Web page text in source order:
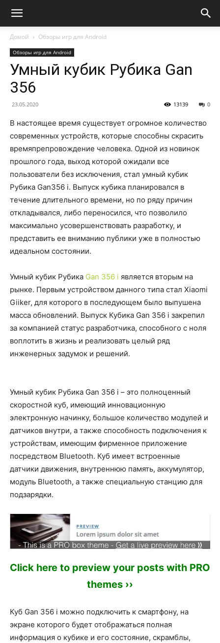
Домой Обзоры игр для Android
Обзоры игр для Android
Умный кубик Рубика Gan
356
23.05.2020 0
13139
В настоящее время существует огромное количество
современных устройств, которые способны скрасить
времяпрепровождение человека. Одной из новинок
прошлого года, выход которой ожидали все
пользователи без исключения, стал умный кубик
Рубика Gan356 i. Выпуск кубика планировался в
течение длительного времени, но по ряду причин
откладывался, либо переносился, что позволило
максимально усовершенствовать разработку, и
представить ее вниманию публики уже в полностью
идеальном состоянии.
Умный кубик Рубика Gan 356 i является вторым на
рынке. Первым устройством данного типа стал Xiaomi
Giiker, для которого в последующем было выпушена
масса обновлений. Выпуск Кубика Gan 356 i закрепил
за компанией статус разработчика, способного с ноля
воплотить в жизнь и реализовать целый ряд
инженерных задумок и решений.
Умный кубик Рубика Gan 356 i – это полноценный
скоростной куб, имеющий инновационную
электронную начинку, большое количество модулей и
датчиков внутри, а также способность подключения к
устройствам, имеющим фирменное приложение
посредством Bluetooth. Куб имеет встроенные
датчики движения, внутреннюю память, аккумулятор,
модуль Bluetooth, а также специальную станцию для
подзарядки.
Click here to preview your posts with PRO
themes ››
Куб Gan 356 i можно подключить к смартфону, на
экране которого будет отображаться полная
информация о кубике и его состояние, скрамблы,